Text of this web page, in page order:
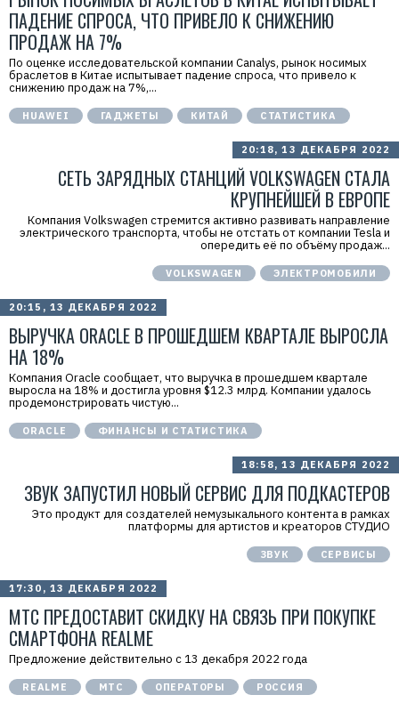
ПАДЕНИЕ СПРОСА, ЧТО ПРИВЕЛО К СНИЖЕНИЮ
ПРОДАЖ НА 7%
По оценке исследовательской компании Canalys, рынок носимых
браслетов в Китае испытывает падение спроса, что привело к
снижению продаж на 7%,...
HUAWEI ГАДЖЕТЫ КИТАЙ СТАТИСТИКА
20:18, 13 ДЕКАБРЯ 2022
CЕТЬ ЗАРЯДНЫХ СТАНЦИЙ VOLKSWAGEN СТАЛА
КРУПНЕЙШЕЙ В ЕВРОПЕ
Компания Volkswagen стремится активно развивать направление
электрического транспорта, чтобы не отстать от компании Tesla и
опередить её по объёму продаж...
VOLKSWAGEN ЭЛЕКТРОМОБИЛИ
20:15, 13 ДЕКАБРЯ 2022
ВЫРУЧКА ORACLE В ПРОШЕДШЕМ КВАРТАЛЕ ВЫРОСЛА
НА 18%
Компания Oracle сообщает, что выручка в прошедшем квартале
выросла на 18% и достигла уровня $12.3 млрд. Компании удалось
продемонстрировать чистую...
ORACLE ФИНАНСЫ И СТАТИСТИКА
18:58, 13 ДЕКАБРЯ 2022
ЗВУК ЗАПУСТИЛ НОВЫЙ СЕРВИС ДЛЯ ПОДКАСТЕРОВ
Это продукт для создателей немузыкального контента в рамках
платформы для артистов и креаторов СТУДИО
ЗВУК СЕРВИСЫ
17:30, 13 ДЕКАБРЯ 2022
МТС ПРЕДОСТАВИТ СКИДКУ НА СВЯЗЬ ПРИ ПОКУПКЕ
СМАРТФОНА REALME
Предложение действительно с 13 декабря 2022 года
REALME МТС ОПЕРАТОРЫ РОССИЯ